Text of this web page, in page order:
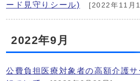
ード見守りシール)
[2022年11月
2022年9月
公費負担医療対象者の高額介護サ